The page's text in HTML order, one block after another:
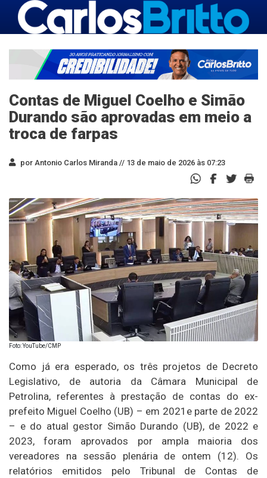
Contas de Miguel Coelho e Simão
Durando são aprovadas em meio a
troca de farpas
por Antonio Carlos Miranda // 13 de maio de 2026 às 07:23
Foto: YouTube/CMP
Como já era esperado, os três projetos de Decreto
Legislativo, de autoria da Câmara Municipal de
Petrolina, referentes à prestação de contas do ex-
prefeito Miguel Coelho (UB) – em 2021e parte de 2022
– e do atual gestor Simão Durando (UB), de 2022 e
2023, foram aprovados por ampla maioria dos
vereadores na sessão plenária de ontem (12). Os
relatórios emitidos pelo Tribunal de Contas de